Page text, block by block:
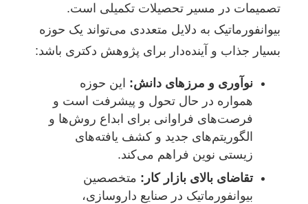
تصمیمات در مسیر تحصیلات تکمیلی است.
بیوانفورماتیک به دلایل متعددی می‌تواند یک حوزه
بسیار جذاب و آینده‌دار برای پژوهش دکتری باشد:
نوآوری و مرزهای دانش: این حوزه
همواره در حال تحول و پیشرفت است و
فرصت‌های فراوانی برای ابداع روش‌ها و
الگوریتم‌های جدید و کشف یافته‌های
زیستی نوین فراهم می‌کند.
تقاضای بالای بازار کار: متخصصین
بیوانفورماتیک در صنایع داروسازی،